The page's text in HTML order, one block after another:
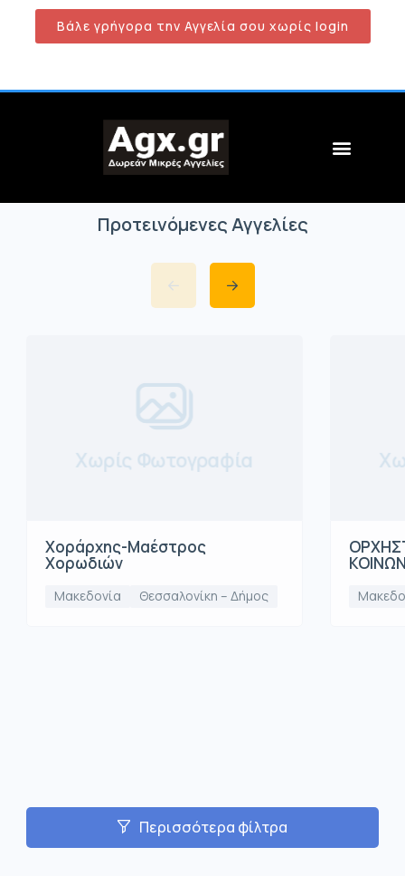
Βάλε γρήγορα την Αγγελία σου χωρίς login
Προτεινόμενες Αγγελίες
Χωρίς Φωτογραφία
Χοράρχης-Μαέστρος
Χορωδιών
Μακεδονία Θεσσαλονίκη – Δήμος
Περισσότερα φίλτρα